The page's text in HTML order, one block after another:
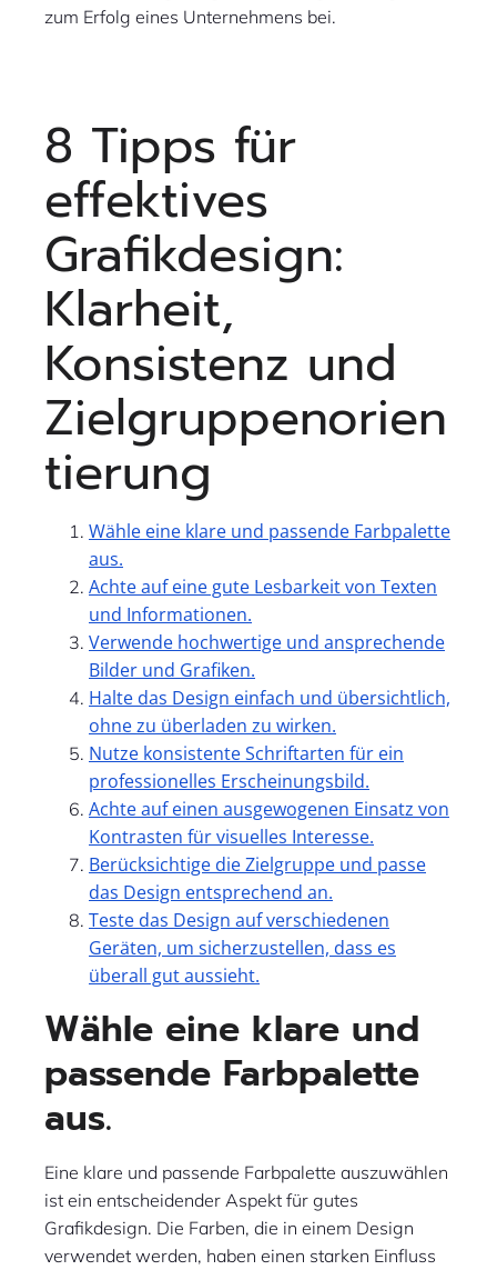
zum Erfolg eines Unternehmens bei.
8 Tipps für
effektives
Grafikdesign:
Klarheit,
Konsistenz und
Zielgruppenorien
tierung
Wähle eine klare und passende Farbpalette
aus.
Achte auf eine gute Lesbarkeit von Texten
und Informationen.
Verwende hochwertige und ansprechende
Bilder und Grafiken.
Halte das Design einfach und übersichtlich,
ohne zu überladen zu wirken.
Nutze konsistente Schriftarten für ein
professionelles Erscheinungsbild.
Achte auf einen ausgewogenen Einsatz von
Kontrasten für visuelles Interesse.
Berücksichtige die Zielgruppe und passe
das Design entsprechend an.
Teste das Design auf verschiedenen
Geräten, um sicherzustellen, dass es
überall gut aussieht.
Wähle eine klare und
passende Farbpalette
aus.
Eine klare und passende Farbpalette auszuwählen
ist ein entscheidender Aspekt für gutes
Grafikdesign. Die Farben, die in einem Design
verwendet werden, haben einen starken Einfluss